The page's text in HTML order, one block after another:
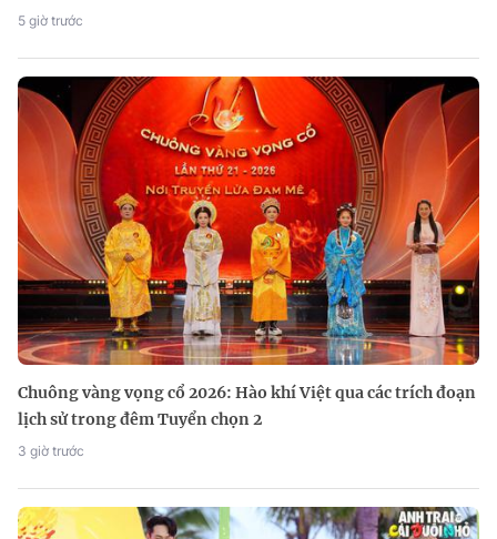
5 giờ trước
Chuông vàng vọng cổ 2026: Hào khí Việt qua các trích đoạn
lịch sử trong đêm Tuyển chọn 2
3 giờ trước